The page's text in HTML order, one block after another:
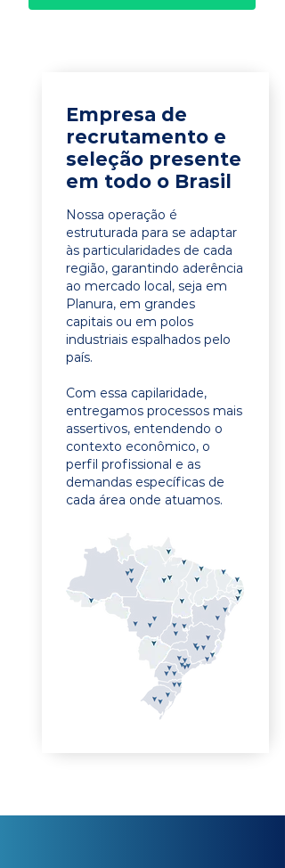
Empresa de
recrutamento e
seleção presente
em todo o Brasil
Nossa operação é
estruturada para se adaptar
às particularidades de cada
região, garantindo aderência
ao mercado local, seja em
Planura, em grandes
capitais ou em polos
industriais espalhados pelo
país.
Com essa capilaridade,
entregamos processos mais
assertivos, entendendo o
contexto econômico, o
perfil profissional e as
demandas específicas de
cada área onde atuamos.